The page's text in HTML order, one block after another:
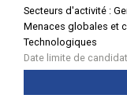
Secteurs d'activité :
Menaces globales et
Technologiques
Date limite de